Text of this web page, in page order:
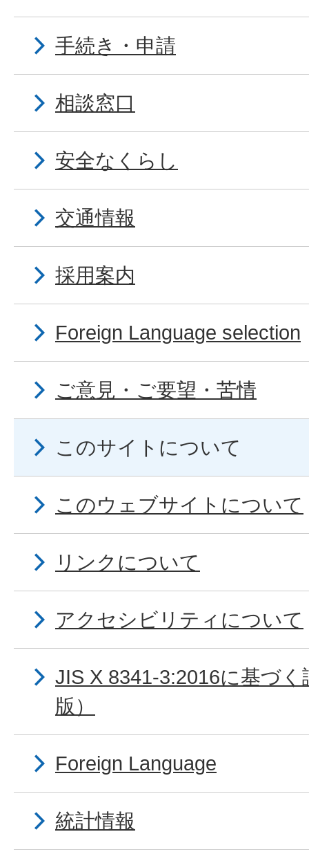
手続き・申請
相談窓口
安全なくらし
交通情報
採用案内
Foreign Language selection
ご意見・ご要望・苦情
このサイトについて
このウェブサイトについて
リンクについて
アクセシビリティについて
JIS X 8341-3:2016に基づ
版）
Foreign Language
統計情報